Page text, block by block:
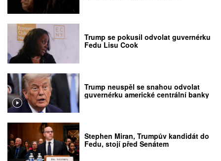
Trump se pokusil odvolat guvernérku
Fedu Lisu Cook
Trump neuspěl se snahou odvolat
guvernérku americké centrální banky
Stephen Miran, Trumpův kandidát do
Fedu, stojí před Senátem